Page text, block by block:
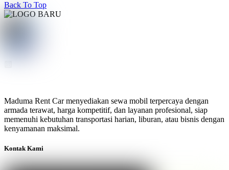
Back To Top
Maduma Rent Car menyediakan sewa mobil terpercaya dengan
armada terawat, harga kompetitif, dan layanan profesional, siap
memenuhi kebutuhan transportasi harian, liburan, atau bisnis dengan
kenyamanan maksimal.
Kontak Kami